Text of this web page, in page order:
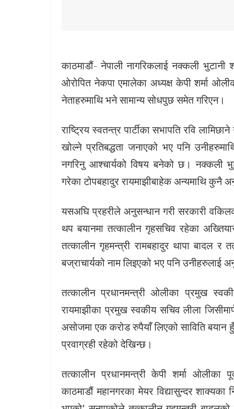
काठमाडौं- नेपाली नागरिकलाई नक्कली
ओरोपित नेकपा एमालेका अध्यक्ष केपी शर्मा
नेताहरुमाथि भने सामान्य सोधपुछ समेत गरिएन।
राष्ट्रिय स्वतन्त्र पार्टीका सभापति रवि
खोल्‍ने प्रतिबद्धता जनाएको भए पनि
नगरिनु आश्चार्यको विषय बनेको छ। नक्कली
गरेका टोपबहादुर रायमाझीबाहेक अन्यमाथि कुनै
यसअघि प्रहरीले अनुसन्धान गरी सरकारी
थप बयानमा तत्कालीन गृहसचिव रहेका
तत्कालीन गृहमन्त्री रामबहादुर थापा बादल र
बज्राचार्यको नाम लिइएको भए पनि उनीहरुलाई
तत्कालीन प्रधानमन्त्री ओलीका प्रमुख
रायमाझीका प्रमुख स्वकीय सचिव लीला
असोजमा एक करोड रुपैयाँ लिएको साविति बयान
प्रवाग्रही रहेको देखिन्छ।
तत्कालीन प्रधानमन्त्री केपी शर्मा ओलीका
काठमाडौं महानगरका मेयर विद्यासुन्दर